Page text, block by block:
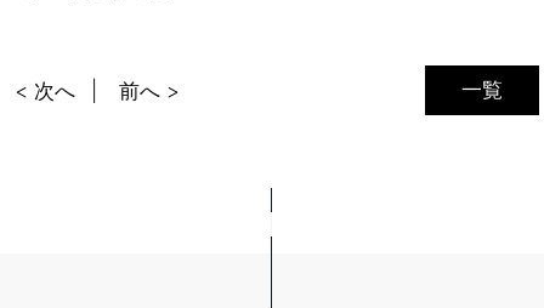
一覧
< 次へ 前へ >